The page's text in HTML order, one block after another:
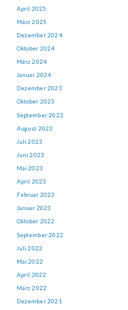
April 2025
März 2025
Dezember 2024
Oktober 2024
März 2024
Januar 2024
Dezember 2023
Oktober 2023
September 2023
August 2023
Juli 2023
Juni 2023
Mai 2023
April 2023
Februar 2023
Januar 2023
Oktober 2022
September 2022
Juli 2022
Mai 2022
April 2022
März 2022
Dezember 2021